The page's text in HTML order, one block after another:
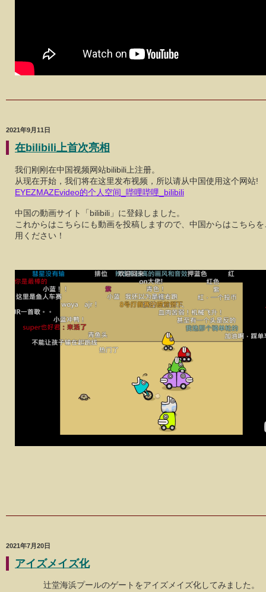
2021年9月11日
在bilibili上首次亮相
我们刚刚在中国视频网站bilibili上注册。
从现在开始，我们将在这里发布视频，所以请从中国使用这个网站!
EYEZMAZEvideo的个人空间_哔哩哔哩_bilibili
中国の動画サイト「bilibili」に登録しました。
これからはこちらにも動画を投稿しますので、中国からはこちら
用ください！
2021年7月20日
アイズメイズ化
辻堂海浜プールのゲートをアイズメイズ化してみました。